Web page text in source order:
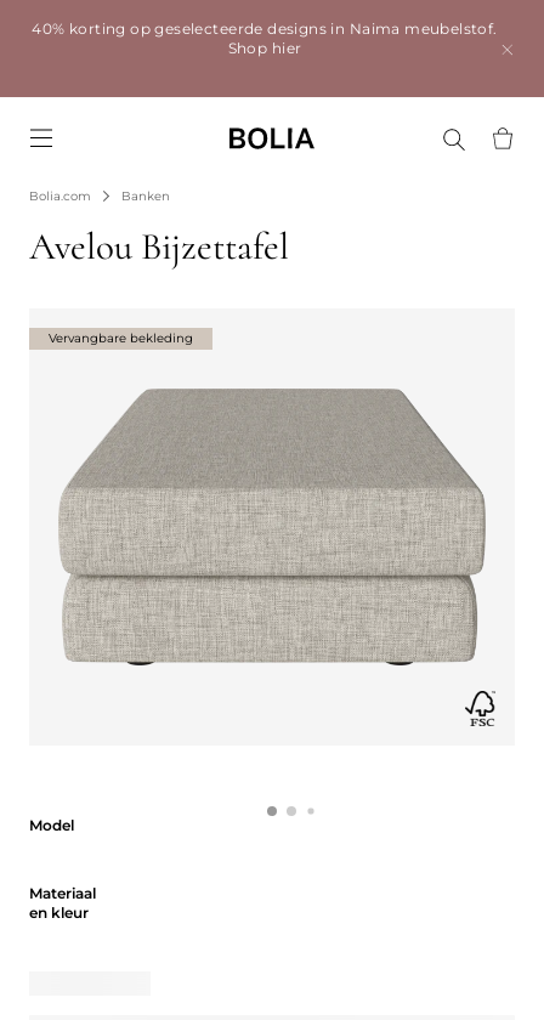
40% korting op geselecteerde designs in Naima meubelstof.
Shop hier
Bolia.com Banken
Avelou Bijzettafel
Model
Materiaal
en kleur
Vervangbare bekleding